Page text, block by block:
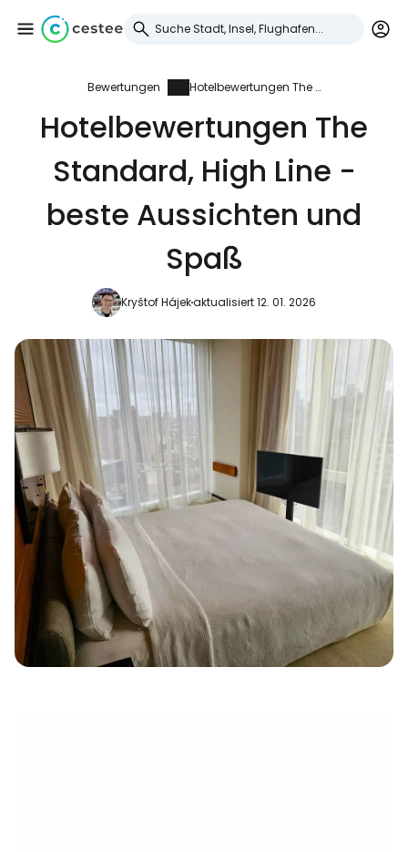
Bewertungen Hotelbewertungen The Standard, High Line - beste Aussichten und Spaß
Hotelbewertungen The
Standard, High Line -
beste Aussichten und
Spaß
Kryštof Hájekaktualisiert 12. 01. 2026
Anmeldung bei
Cestee
... die weltweite Reise-Community
Weiter mit Google
Weiter mit E-Mail